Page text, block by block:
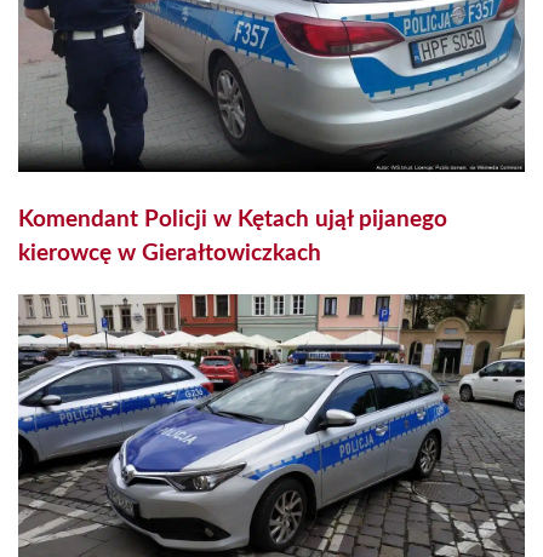
Komendant Policji w Kętach ujął pijanego
kierowcę w Gierałtowiczkach